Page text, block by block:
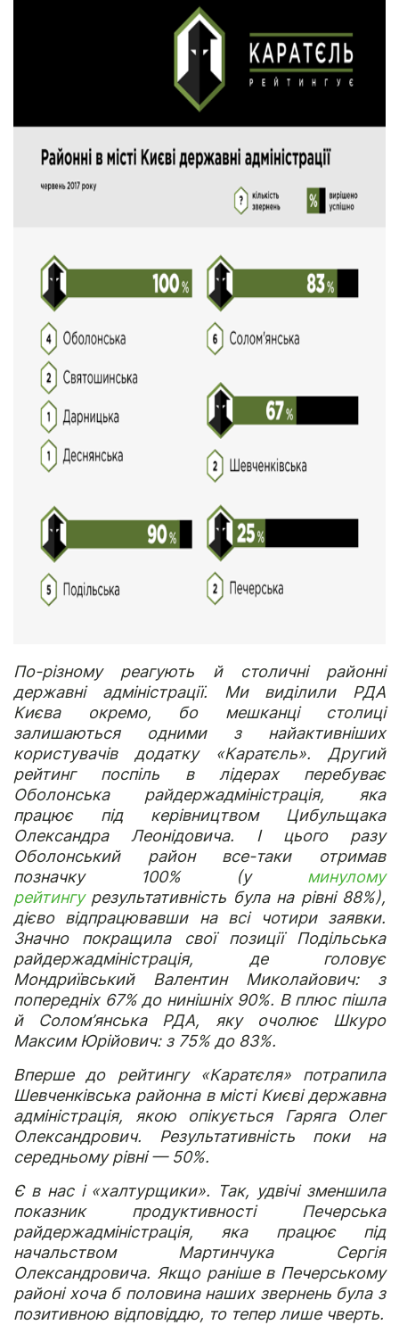
По-різному реагують й столичні районні
державні адміністрації. Ми виділили РДА
Києва окремо, бо мешканці столиці
залишаються одними з найактивніших
користувачів додатку «Каратєль». Другий
рейтинг поспіль в лідерах перебуває
Оболонська райдержадміністрація, яка
працює під керівництвом Цибульщака
Олександра Леонідовича. І цього разу
Оболонський район все-таки отримав
позначку 100% (у минулому
рейтингурезультативність була на рівні 88%),
дієво відпрацювавши на всі чотири заявки.
Значно покращила свої позиції Подільська
райдержадміністрація, де головує
Мондриївський Валентин Миколайович: з
попередніх 67% до нинішніх 90%. В плюс пішла
й Солом’янська РДА, яку очолює Шкуро
Максим Юрійович: з 75% до 83%.
Вперше до рейтингу «Каратєля» потрапила
Шевченківська районна в місті Києві державна
адміністрація, якою опікується Гаряга Олег
Олександрович. Результативність поки на
середньому рівні — 50%.
Є в нас і «халтурщики». Так, удвічі зменшила
показник продуктивності Печерська
райдержадміністрація, яка працює під
начальством Мартинчука Сергія
Олександровича. Якщо раніше в Печерському
районі хоча б половина наших звернень була з
позитивною відповіддю, то тепер лише чверть.